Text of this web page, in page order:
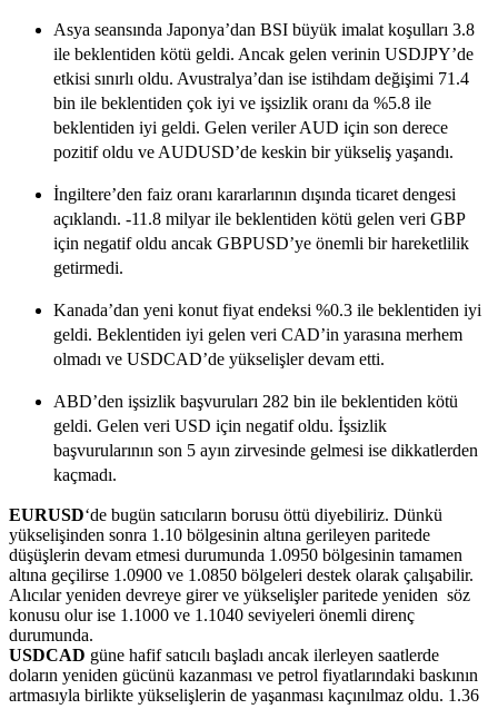
Asya seansında Japonya’dan BSI büyük imalat koşulları 3.8
ile beklentiden kötü geldi. Ancak gelen verinin USDJPY’de
etkisi sınırlı oldu. Avustralya’dan ise istihdam değişimi 71.4
bin ile beklentiden çok iyi ve işsizlik oranı da %5.8 ile
beklentiden iyi geldi. Gelen veriler AUD için son derece
pozitif oldu ve AUDUSD’de keskin bir yükseliş yaşandı.
İngiltere’den faiz oranı kararlarının dışında ticaret dengesi
açıklandı. -11.8 milyar ile beklentiden kötü gelen veri GBP
için negatif oldu ancak GBPUSD’ye önemli bir hareketlilik
getirmedi.
Kanada’dan yeni konut fiyat endeksi %0.3 ile beklentiden iyi
geldi. Beklentiden iyi gelen veri CAD’in yarasına merhem
olmadı ve USDCAD’de yükselişler devam etti.
ABD’den işsizlik başvuruları 282 bin ile beklentiden kötü
geldi. Gelen veri USD için negatif oldu. İşsizlik
başvurularının son 5 ayın zirvesinde gelmesi ise dikkatlerden
kaçmadı.
EURUSD‘de bugün satıcıların borusu öttü diyebiliriz. Dünkü
yükselişinden sonra 1.10 bölgesinin altına gerileyen paritede
düşüşlerin devam etmesi durumunda 1.0950 bölgesinin tamamen
altına geçilirse 1.0900 ve 1.0850 bölgeleri destek olarak çalışabilir.
Alıcılar yeniden devreye girer ve yükselişler paritede yeniden söz
konusu olur ise 1.1000 ve 1.1040 seviyeleri önemli direnç
durumunda.
USDCAD güne hafif satıcılı başladı ancak ilerleyen saatlerde
doların yeniden gücünü kazanması ve petrol fiyatlarındaki baskının
artmasıyla birlikte yükselişlerin de yaşanması kaçınılmaz oldu. 1.36